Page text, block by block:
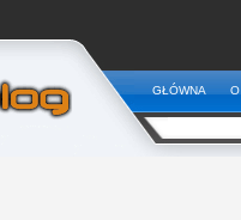
GŁÓWNA